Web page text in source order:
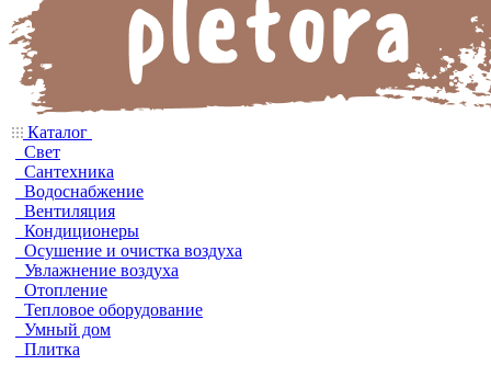
Каталог
Свет
Сантехника
Водоснабжение
Вентиляция
Кондиционеры
Осушение и очистка воздуха
Увлажнение воздуха
Отопление
Тепловое оборудование
Умный дом
Плитка